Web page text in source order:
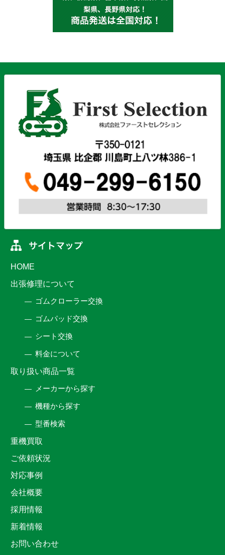
HOME
出張修理について
ゴムクローラー交換
ゴムパッド交換
シート交換
料金について
取り扱い商品一覧
メーカーから探す
機種から探す
型番検索
重機買取
ご依頼状況
対応事例
会社概要
採用情報
新着情報
お問い合わせ